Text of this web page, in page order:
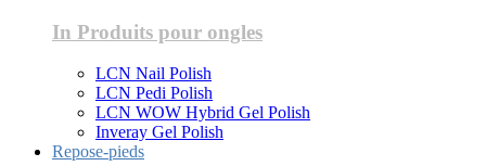
In Produits pour ongles
LCN Nail Polish
LCN Pedi Polish
LCN WOW Hybrid Gel Polish
Inveray Gel Polish
Repose-pieds